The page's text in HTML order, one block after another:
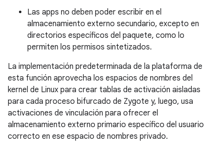
Las apps no deben poder escribir en el
almacenamiento externo secundario, excepto en
directorios específicos del paquete, como lo
permiten los permisos sintetizados.
La implementación predeterminada de la plataforma de
esta función aprovecha los espacios de nombres del
kernel de Linux para crear tablas de activación aisladas
para cada proceso bifurcado de Zygote y, luego, usa
activaciones de vinculación para ofrecer el
almacenamiento externo primario específico del usuario
correcto en ese espacio de nombres privado.